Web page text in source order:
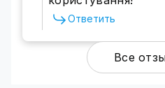
Ответить
Все